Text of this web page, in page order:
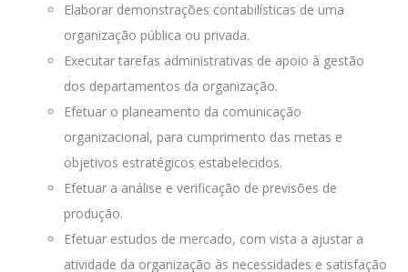
Elaborar demonstrações contabilísticas de uma
organização pública ou privada.
Executar tarefas administrativas de apoio à gestão
dos departamentos da organização.
Efetuar o planeamento da comunicação
organizacional, para cumprimento das metas e
objetivos estratégicos estabelecidos.
Efetuar a análise e verificação de previsões de
produção.
Efetuar estudos de mercado, com vista a ajustar a
atividade da organização às necessidades e satisfação